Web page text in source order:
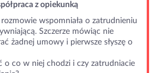
z opiekunką
wspomniała o zatrudnieniu
Szczerze mówiąc nie
żadnej umowy i pierwsze słyszę o
o co w niej chodzi i czy zatrudniacie